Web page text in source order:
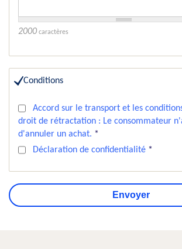
2000 caractères
Conditions
Accord sur le transport et les
droit de rétractation : Le consommateur
d'annuler un achat. *
Déclaration de confidentialité *
Envoyer